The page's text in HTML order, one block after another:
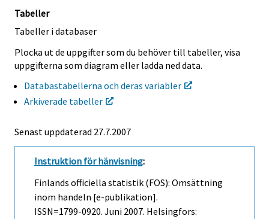
Tabeller
Tabeller i databaser
Plocka ut de uppgifter som du behöver till tabeller, visa
uppgifterna som diagram eller ladda ned data.
Databastabellerna och deras variabler
Arkiverade tabeller
Senast uppdaterad 27.7.2007
Instruktion för hänvisning:
Finlands officiella statistik (FOS): Omsättning
inom handeln [e-publikation].
ISSN=1799-0920. Juni 2007. Helsingfors: